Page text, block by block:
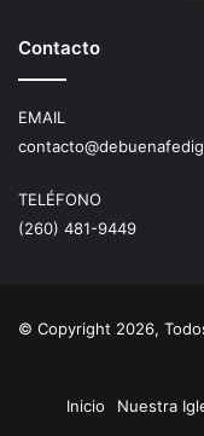
Contacto
EMAIL
TELÉFONO
(260) 481-9449
© Copyright 2026,
Inicio
Nuestra